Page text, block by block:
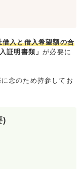
借入と借入希望額の合
入証明書類」が必要に
念のため持参してお
)